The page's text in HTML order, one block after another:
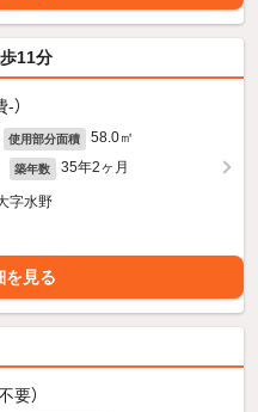
11分
）
使用部分面積 58.0㎡
築年数 35年2ヶ月
字水野
を見る
要）